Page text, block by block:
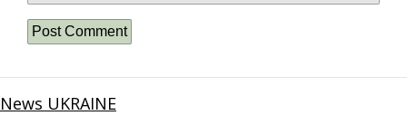
News UKRAINE